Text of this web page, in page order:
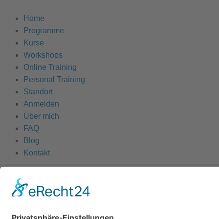
Home
Programme
Kurse
Workshops
Online Training
Personal Training
Standort
Anmelden
Über mich
FAQ
Blog
Kontakt
Tel: +49 (0)173 / 871 8619